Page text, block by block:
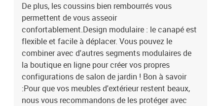
De plus, les coussins bien rembourrés vous
permettent de vous asseoir
confortablement.Design modulaire : le canapé est
flexible et facile à déplacer. Vous pouvez le
combiner avec d'autres segments modulaires de
la boutique en ligne pour créer vos propres
configurations de salon de jardin ! Bon à savoir
:Pour que vos meubles d'extérieur restent beaux,
nous vous recommandons de les protéger avec